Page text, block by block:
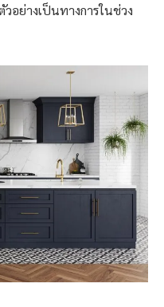
วอย่างเป็นทางการในช่วง